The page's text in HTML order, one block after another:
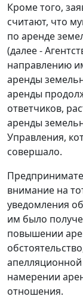
Кроме того,
считают, что
по аренде
(далее -
направлению
аренды
аренды
ответчиков,
аренды
Управления,
совершало.
внимание на
уведомления
им было
повышении
намерении
отношения.